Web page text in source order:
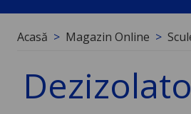
Acasă Magazin Online